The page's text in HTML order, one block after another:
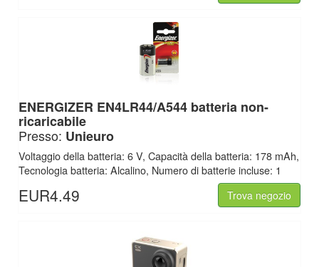
ENERGIZER EN4LR44/A544 batteria non-
ricaricabile
Presso: Unieuro
Voltaggio della batteria: 6 V, Capacità della batteria: 178 mAh,
Tecnologia batteria: Alcalino, Numero di batterie incluse: 1
EUR4.49 Trova negozio